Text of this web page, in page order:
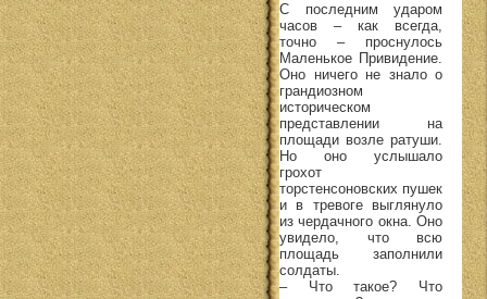
С последним ударом
часов – как всегда,
точно – проснулось
Маленькое Привидение.
Оно ничего не знало о
грандиозном
историческом
представлении на
площади возле ратуши.
Но оно услышало
грохот
торстенсоновских пушек
и в тревоге выглянуло
из чердачного окна. Оно
увидело, что всю
площадь заполнили
солдаты.
– Что такое? Что